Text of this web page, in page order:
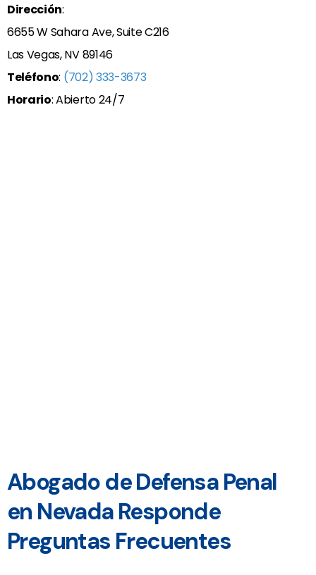
Dirección:
6655 W Sahara Ave, Suite C216
Las Vegas, NV 89146
Teléfono: (702) 333-3673
Horario: Abierto 24/7
Abogado de Defensa Penal
en Nevada Responde
Preguntas Frecuentes